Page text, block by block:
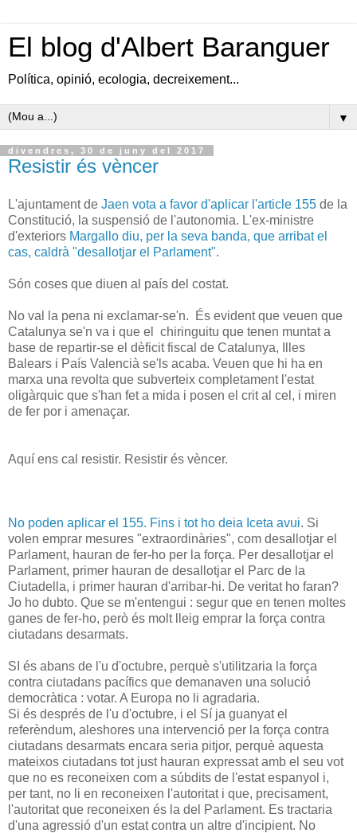
El blog d'Albert Baranguer
Política, opinió, ecologia, decreixement...
▼
divendres, 30 de juny del 2017
Resistir és vèncer
L'ajuntament de Jaen vota a favor d'aplicar l'article 155 de la
Constitució, la suspensió de l'autonomia. L'ex-ministre
d'exteriors Margallo diu, per la seva banda, que arribat el
cas, caldrà "desallotjar el Parlament".
Són coses que diuen al país del costat.
No val la pena ni exclamar-se'n. És evident que veuen que
Catalunya se'n va i que el chiringuitu que tenen muntat a
base de repartir-se el dèficit fiscal de Catalunya, Illes
Balears i País Valencià se'ls acaba. Veuen que hi ha en
marxa una revolta que subverteix completament l'estat
oligàrquic que s'han fet a mida i posen el crit al cel, i miren
de fer por i amenaçar.
Aquí ens cal resistir. Resistir és vèncer.
No poden aplicar el 155. Fins i tot ho deia Iceta avui. Si
volen emprar mesures "extraordinàries", com desallotjar el
Parlament, hauran de fer-ho per la força. Per desallotjar el
Parlament, primer hauran de desallotjar el Parc de la
Ciutadella, i primer hauran d'arribar-hi. De veritat ho faran?
Jo ho dubto. Que se m'entengui : segur que en tenen moltes
ganes de fer-ho, però és molt lleig emprar la força contra
ciutadans desarmats.
SI és abans de l'u d'octubre, perquè s'utilitzaria la força
contra ciutadans pacífics que demanaven una solució
democràtica : votar. A Europa no li agradaria.
Si és després de l'u d'octubre, i el Sí ja guanyat el
referèndum, aleshores una intervenció per la força contra
ciutadans desarmats encara seria pitjor, perquè aquesta
mateixos ciutadans tot just hauran expressat amb el seu vot
que no es reconeixen com a súbdits de l'estat espanyol i,
per tant, no li en reconeixen l'autoritat i que, precisament,
l'autoritat que reconeixen és la del Parlament. Es tractaria
d'una agressió d'un estat contra un altre d'incipient. No